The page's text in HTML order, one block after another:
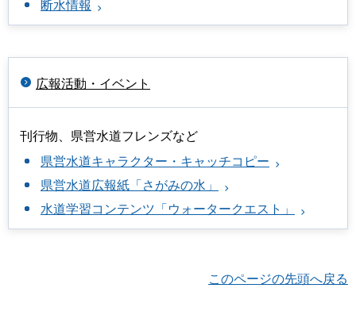
断水情報
広報活動・イベント
刊行物、県営水道フレンズなど
県営水道キャラクター・キャッチコピー
県営水道広報紙「さがみの水」
水道学習コンテンツ「ウォータークエスト」
このページの先頭へ戻る